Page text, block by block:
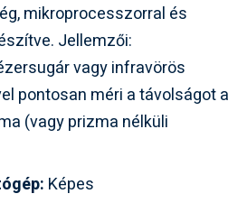
mikroprocesszorral és
Jellemzői:
vagy infravörös
pontosan méri a távolságot a
(vagy prizma nélküli
Képes